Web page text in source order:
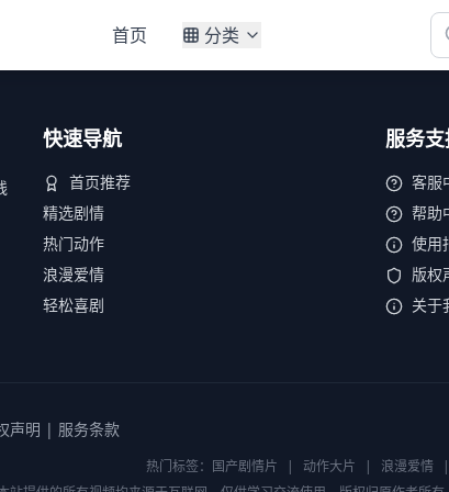
首页 分类
快速导航
首页推荐
精选剧情
热门动作
浪漫爱情
轻松喜剧
服务
客服
帮助
使用
版权
关于
声明 | 服务条款
热门标签： 国产剧情片 | 动作大片 | 浪漫爱情 |